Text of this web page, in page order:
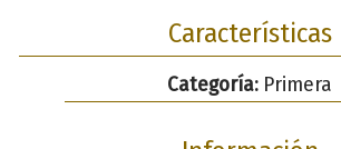
Características
Categoría: Primera